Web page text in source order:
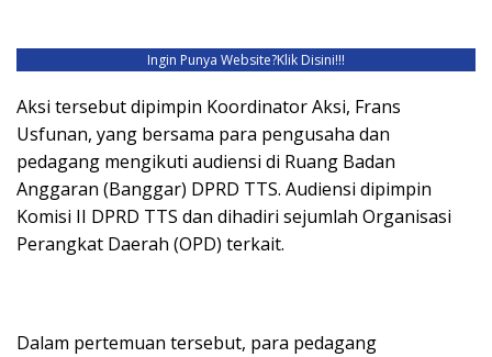
Ingin Punya Website?Klik Disini!!!
Aksi tersebut dipimpin Koordinator Aksi, Frans
Usfunan, yang bersama para pengusaha dan
pedagang mengikuti audiensi di Ruang Badan
Anggaran (Banggar) DPRD TTS. Audiensi dipimpin
Komisi II DPRD TTS dan dihadiri sejumlah Organisasi
Perangkat Daerah (OPD) terkait.
Dalam pertemuan tersebut, para pedagang